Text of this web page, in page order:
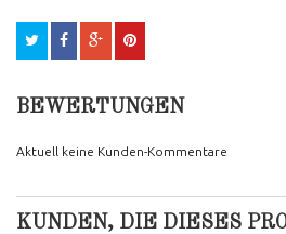
BEWERTUNGEN
Aktuell keine Kunden-Kommentare
KUNDEN, DIE DIESES